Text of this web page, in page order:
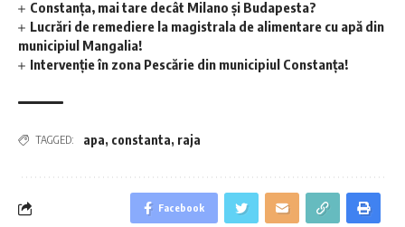
Constanța, mai tare decât Milano și Budapesta?
Lucrări de remediere la magistrala de alimentare cu apă din
municipiul Mangalia!
Intervenție în zona Pescărie din municipiul Constanța!
TAGGED: apa, constanta, raja
Facebook